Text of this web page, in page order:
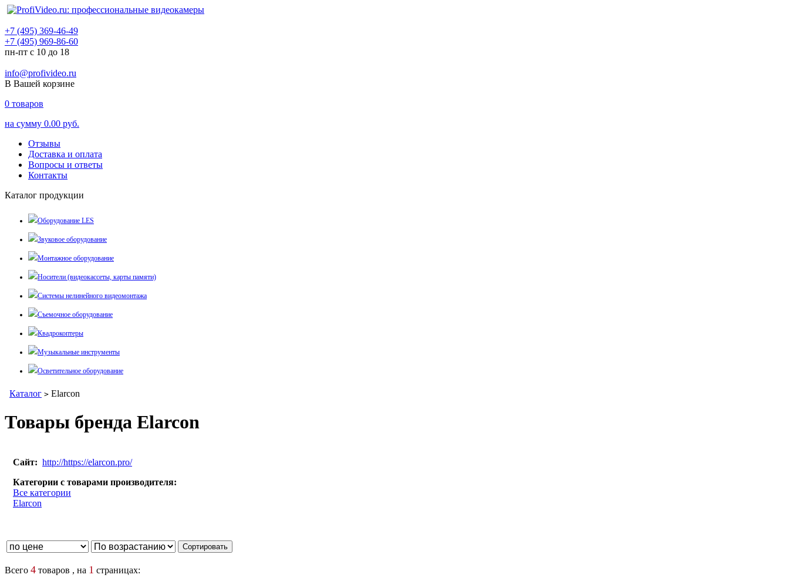
+7 (495) 369-46-49
+7 (495) 969-86-60
пн-пт с 10 до 18
info@profivideo.ru
В Вашей корзине
0 товаров
на сумму 0.00 руб.
Отзывы
Доставка и оплата
Вопросы и ответы
Контакты
Каталог продукции
Оборудование LES
Звуковое оборудование
Монтажное оборудование
Носители (видеокассеты, карты памяти)
Системы нелинейного видеомонтажа
Съемочное оборудование
Квадрокоптеры
Музыкальные инструменты
Осветительное оборудование
Каталог > Elarcon
Товары бренда Elarcon
Сайт: http://https://elarcon.pro/
Категории с товарами производителя:
Все категории
Elarcon
Всего 4 товаров , на 1 страницах: